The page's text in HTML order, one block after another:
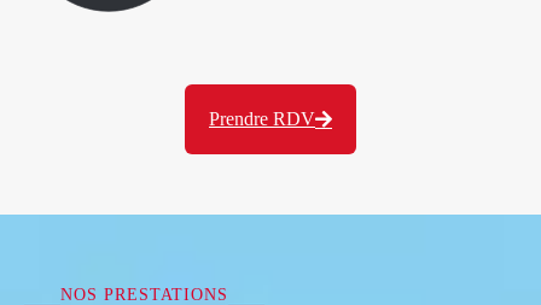
Prendre RDV
NOS PRESTATIONS